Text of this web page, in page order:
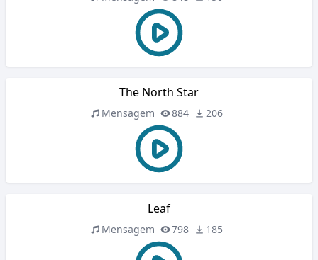
The North Star
Mensagem 884 206
Leaf
Mensagem 798 185